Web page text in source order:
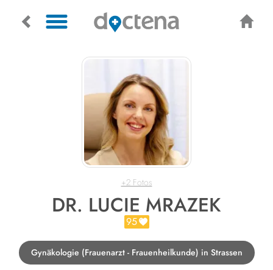
+2 Fotos
DR. LUCIE MRAZEK
95
Gynäkologie (Frauenarzt - Frauenheilkunde) in Strassen